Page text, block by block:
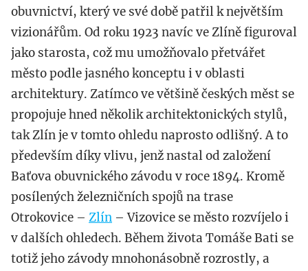
obuvnictví, který ve své době patřil k největším
vizionářům. Od roku 1923 navíc ve Zlíně figuroval
jako starosta, což mu umožňovalo přetvářet
město podle jasného konceptu i v oblasti
architektury. Zatímco ve většině českých měst se
propojuje hned několik architektonických stylů,
tak Zlín je v tomto ohledu naprosto odlišný. A to
především díky vlivu, jenž nastal od založení
Baťova obuvnického závodu v roce 1894. Kromě
posílených železničních spojů na trase
Otrokovice – Zlín – Vizovice se město rozvíjelo i
v dalších ohledech. Během života Tomáše Bati se
totiž jeho závody mnohonásobně rozrostly, a